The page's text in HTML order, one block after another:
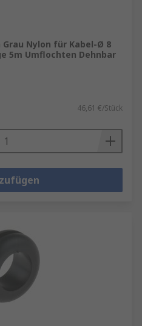
Grau Nylon für Kabel-Ø 8
5m Umflochten Dehnbar
46,61 €/Stück